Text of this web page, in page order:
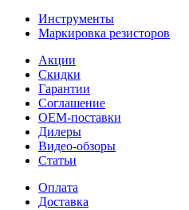
Инструменты
Маркировка резисторов
Акции
Скидки
Гарантии
Соглашение
OEM-поставки
Дилеры
Видео-обзоры
Статьи
Оплата
Доставка